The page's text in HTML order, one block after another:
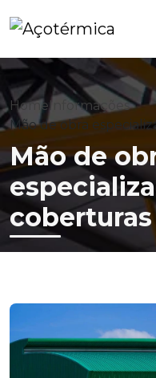
HomeInformações
Mão de obra
Mão de
coberturas